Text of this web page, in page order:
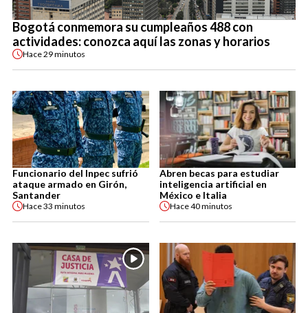
Bogotá conmemora su cumpleaños 488 con
actividades: conozca aquí las zonas y horarios
Hace29 minutos
Funcionario del Inpec sufrió
ataque armado en Girón,
Santander
Hace33 minutos
Abren becas para estudiar
inteligencia artificial en
México e Italia
Hace40 minutos